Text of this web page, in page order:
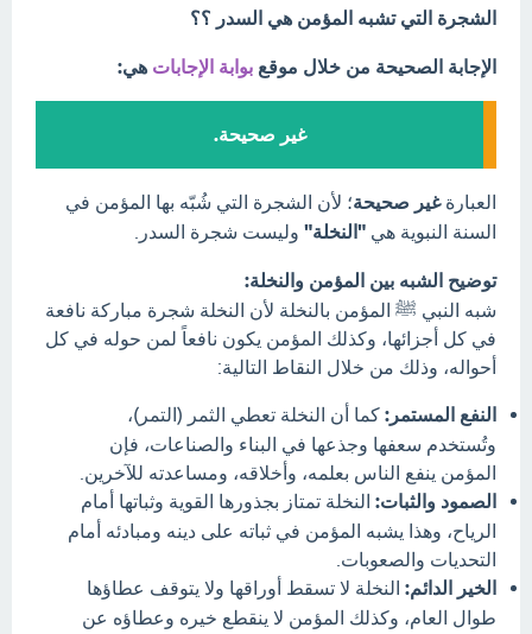
الشجرة التي تشبه المؤمن هي السدر ؟؟
الإجابة الصحيحة من خلال موقع بوابة الإجابات هي:
غير صحيحة.
العبارةغير صحيحة؛ لأن الشجرة التي شُبّه بها المؤمن في
السنة النبوية هي "النخلة" وليست شجرة السدر.
توضيح الشبه بين المؤمن والنخلة:
شبه النبي ﷺ المؤمن بالنخلة لأن النخلة شجرة مباركة نافعة
في كل أجزائها، وكذلك المؤمن يكون نافعاً لمن حوله في كل
أحواله، وذلك من خلال النقاط التالية:
النفع المستمر: كما أن النخلة تعطي الثمر (التمر)،
وتُستخدم سعفها وجذعها في البناء والصناعات، فإن
المؤمن ينفع الناس بعلمه، وأخلاقه، ومساعدته للآخرين.
الصمود والثبات: النخلة تمتاز بجذورها القوية وثباتها أمام
الرياح، وهذا يشبه المؤمن في ثباته على دينه ومبادئه أمام
التحديات والصعوبات.
الخير الدائم: النخلة لا تسقط أوراقها ولا يتوقف عطاؤها
طوال العام، وكذلك المؤمن لا ينقطع خيره وعطاؤه عن